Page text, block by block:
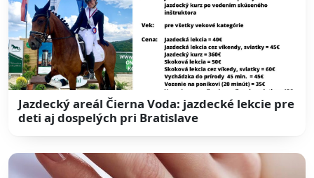
Jazdecký areál Čierna Voda: jazdecké lekcie pre
deti aj dospelých pri Bratislave